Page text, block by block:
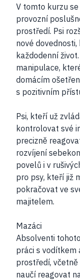
V tomto kurzu
provozní
prostředí. Psi
nové
každodenní
manipulace,
domácím
s pozitivním
Psi, kteří už
kontrolovat své
precizně
rozvíjení
povelů i v
pro psy, kteří již
pokračovat ve
majitelem.
Mazáci
Absolventi
práci s vodítkem
prostředí, včetně
naučí reagovat